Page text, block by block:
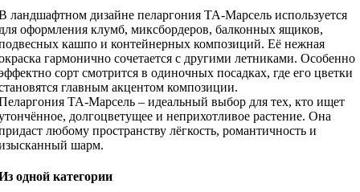
ландшафтном дизайне пеларгония ТА-Марсель используется
оформления клумб, миксбордеров, балконных ящиков,
кашпо и контейнерных композиций. Её нежная
гармонично сочетается с другими летниками. Особенно
сорт смотрится в одиночных посадках, где его цветки
главным акцентом композиции.
ТА-Марсель – идеальный выбор для тех, кто ищет
долгоцветущее и неприхотливое растение. Она
любому пространству лёгкость, романтичность и
шарм.
одной категории